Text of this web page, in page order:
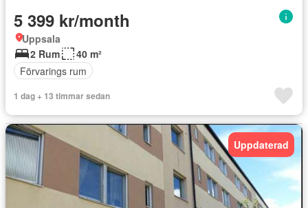
5 399 kr/month
Uppsala
2 Rum
40 m²
Förvarings rum
1 dag + 13 timmar sedan
Uppdaterad